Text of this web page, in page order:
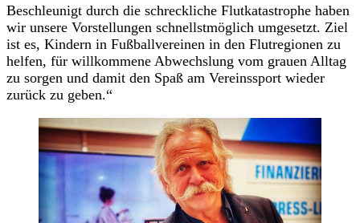
Beschleunigt durch die schreckliche Flutkatastrophe haben
wir unsere Vorstellungen schnellstmöglich umgesetzt. Ziel
ist es, Kindern in Fußballvereinen in den Flutregionen zu
helfen, für willkommene Abwechslung vom grauen Alltag
zu sorgen und damit den Spaß am Vereinssport wieder
zurück zu geben.“